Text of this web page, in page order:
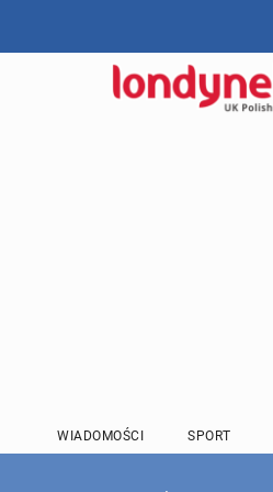
WIADOMOŚCI SPORT